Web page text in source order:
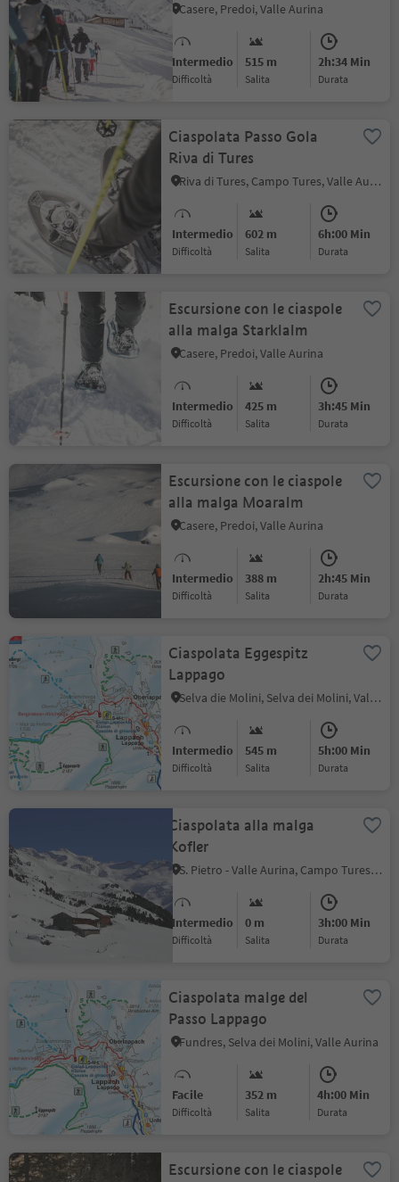
Casere, Predoi, Valle Aurina
Intermedio
Difficoltà
515 m
Salita
2h:34 Min
durata
Ciaspolata Passo Gola
Riva di Tures
Riva di Tures, Campo Tures, Valle Aurina
Intermedio
Difficoltà
602 m
Salita
6h:00 Min
durata
Escursione con le ciaspole
alla malga Starklalm
Casere, Predoi, Valle Aurina
Intermedio
Difficoltà
425 m
Salita
3h:45 Min
durata
Escursione con le ciaspole
alla malga Moaralm
Casere, Predoi, Valle Aurina
Intermedio
Difficoltà
388 m
Salita
2h:45 Min
durata
Ciaspolata Eggespitz
Lappago
Selva die Molini, Selva dei Molini, Valle Aurina
Intermedio
Difficoltà
545 m
Salita
5h:00 Min
durata
Ciaspolata alla malga
Kofler
S. Pietro - Valle Aurina, Campo Tures, Valle Aurina
Intermedio
Difficoltà
0 m
Salita
3h:00 Min
durata
Ciaspolata malge del
Passo Lappago
Fundres, Selva dei Molini, Valle Aurina
Facile
Difficoltà
352 m
Salita
4h:00 Min
durata
Escursione con le ciaspole